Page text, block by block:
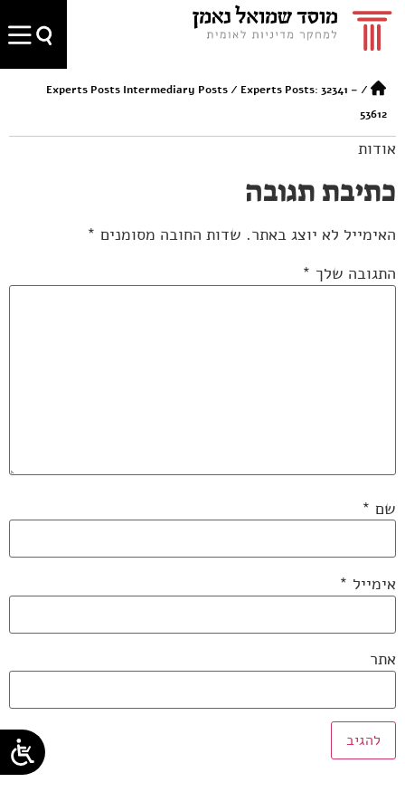
/
Experts Posts Intermediary Posts/ Experts Posts: 32341 –
53612
אודות
כתיבת תגובה
האימייל לא יוצג באתר. שדות החובה מסומנים *
התגובה שלך *
שם *
אימייל *
אתר